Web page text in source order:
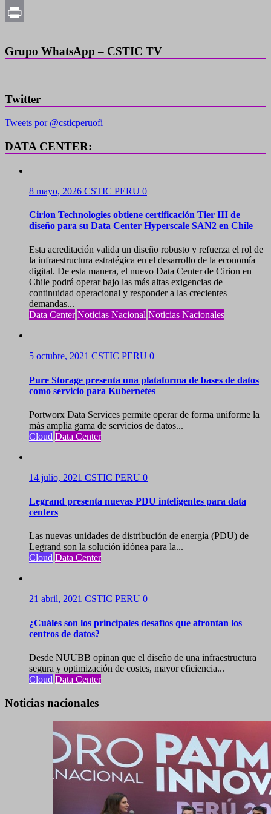
Copy
Grupo WhatsApp – CSTIC TV
Twitter
Tweets por @csticperuofi
DATA CENTER:
8 mayo, 2026 CSTIC PERU 0
Cirion Technologies obtiene certificación Tier III de
diseño para su Data Center Hyperscale SAN2 en Chile
Esta acreditación valida un diseño robusto y refuerza el rol de
la infraestructura estratégica en el desarrollo de la economía
digital. De esta manera, el nuevo Data Center de Cirion en
Chile podrá operar bajo las más altas exigencias de
continuidad operacional y responder a las crecientes
demandas...
Data Center Noticias Nacional Noticias Nacionales
5 octubre, 2021 CSTIC PERU 0
Pure Storage presenta una plataforma de bases de datos
como servicio para Kubernetes
Portworx Data Services permite operar de forma uniforme la
más amplia gama de servicios de datos...
Cloud Data Center
14 julio, 2021 CSTIC PERU 0
Legrand presenta nuevas PDU inteligentes para data
centers
Las nuevas unidades de distribución de energía (PDU) de
Legrand son la solución idónea para la...
Cloud Data Center
21 abril, 2021 CSTIC PERU 0
¿Cuáles son los principales desafíos que afrontan los
centros de datos?
Desde NUUBB opinan que el diseño de una infraestructura
segura y optimización de costes, mayor eficiencia...
Cloud Data Center
Noticias nacionales